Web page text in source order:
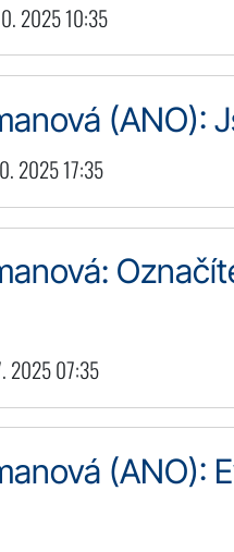
2025 10:35
(ANO):
2025 17:35
2025 07:35
(ANO):